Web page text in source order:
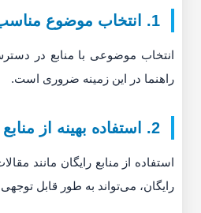
1. انتخاب موضوع مناسب:
انتخاب موضوعی با منابع در
راهنما در این زمینه ضروری است.
2. استفاده بهینه از منابع رایگان:
رایگان، می‌تواند به طور قابل